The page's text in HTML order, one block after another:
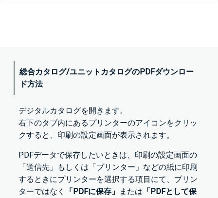
総合カタログ/ユニットカタログのPDFダウンロー
ド方法
デジタルカタログを開きます。
右下のタブ内にあるプリンターのアイコンをクリッ
クすると、印刷の設定画面が表示されます。
PDFデータで保存したいときは、印刷の設定画面の
「送信先」もしくは「プリンター」などの紙に印刷
するときにプリンターを選択する項目にて、プリン
ターではなく
「PDFに保存」 または 「PDFとして保